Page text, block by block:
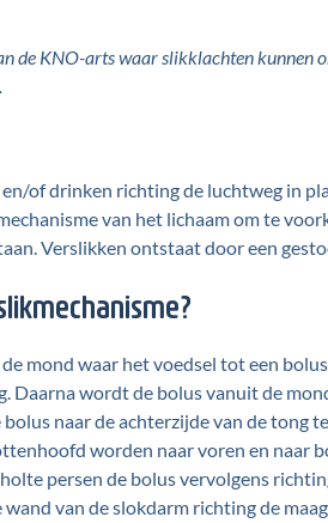
de KNO-arts waar slikklachten kunnen
of drinken richting de luchtweg in
van het lichaam om te
Verslikken ontstaat door een
mond waar het voedsel tot een
Daarna wordt de bolus vanuit de
bolus naar de achterzijde van de
worden naar voren en naar
persen de bolus vervolgens
wand van de slokdarm richting de